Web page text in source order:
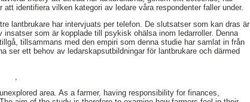
identifiera vilken kategori av ledare våra respondenter faller under.
lantbrukare har intervjuats per telefon. De slutsatser som kan dras är
som är kopplade till psykisk ohälsa inom ledarroller. Denna
tillsammans med den empiri som denna studie har samlat in från
ser ett behov av ledarskapsutbildningar för lantbrukare och därmed
area. As a farmer, having responsibility for finances,